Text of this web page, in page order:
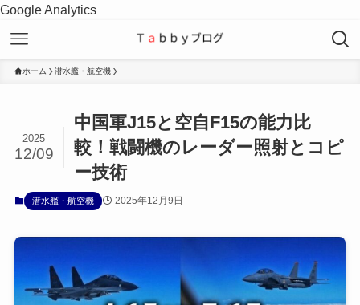
Google Analytics
ホーム 潜水艦・航空機
中国軍J15と空自F15の能力比
較！戦闘機のレーダー照射とコピ
ー技術
2025
12/09
潜水艦・航空機 2025年12月9日